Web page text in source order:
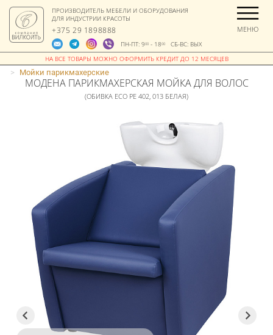
ПРОИЗВОДИТЕЛЬ МЕБЕЛИ И ОБОРУДОВАНИЯ
ДЛЯ ИНДУСТРИИ КРАСОТЫ
+375 29 1898888
ПН-ПТ: 900- 1800СБ-ВС: ВЫХ
МЕНЮ
> Мойки парикмахерские
МОДЕНА ПАРИКМАХЕРСКАЯ МОЙКА ДЛЯ ВОЛОС
(ОБИВКА ECO PE 402, 013 БЕЛАЯ)